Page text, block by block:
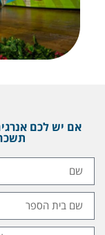
אם יש לכם